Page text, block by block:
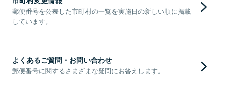
郵便番号を公表した市町村の一覧を実施日の新しい順に掲載
しています。
よくあるご質問・お問い合わせ
郵便番号に関するさまざまな疑問にお答えします。